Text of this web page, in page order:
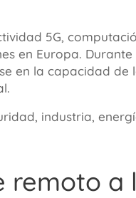
5G,
en Europa.
en la capacidad de
industria,
remoto a